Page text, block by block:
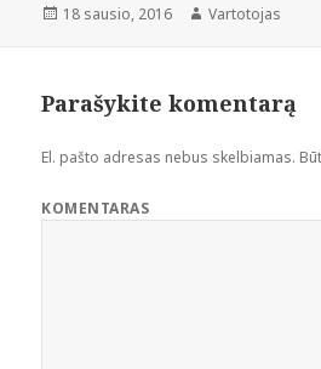
Paskelbta
18 sausio, 2016 Autorius
Vartotojas
Parašykite komentarą
El. pašto adresas nebus skelbiamas.
KOMENTARAS